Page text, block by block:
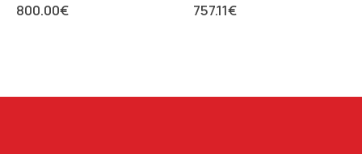
800.00€ 757.11€